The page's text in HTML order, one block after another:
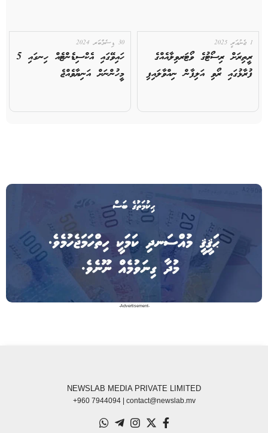
1 ޖެނުއަރީ 2025
ރީތިރަށް ރިސޯޓުގެ ވޯޓަރވިލާއެއްގެ
ފުރާޅުގައި ރޯވި އަލިފާން ނިއްވާލައިފި
30 ޑިސެމްބަރ 2024
ހައިވޭގައި އެކްސިޑެންޓެއް ހިނގައި 5
މީހުންނަށް އަނިޔާވެއްޖެ
-Advertisement-
NEWSLAB MEDIA PRIVATE LIMITED
+960 7944094 | contact@newslab.mv